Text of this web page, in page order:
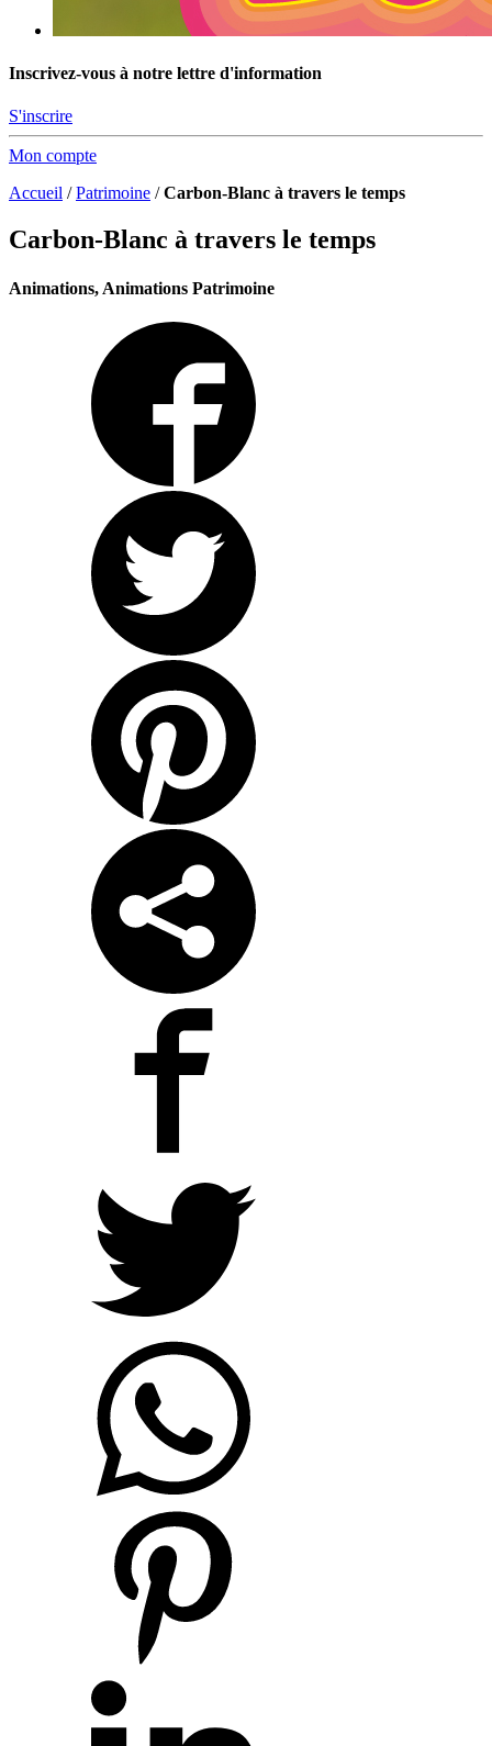
Inscrivez-vous à notre lettre d'information
S'inscrire
Mon compte
Accueil /Patrimoine /Carbon-Blanc à travers le temps
Carbon-Blanc à travers le temps
Animations, Animations Patrimoine